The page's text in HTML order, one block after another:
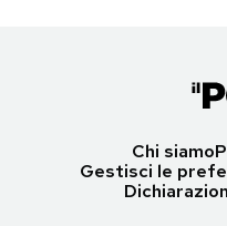
Chi siamo
Gestisci le